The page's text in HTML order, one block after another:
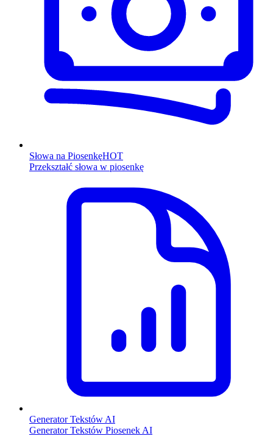
Słowa na PiosenkęHOT
Przekształć słowa w piosenkę
Generator Tekstów AI
Generator Tekstów Piosenek AI